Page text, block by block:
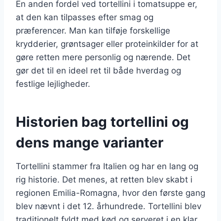
En anden fordel ved tortellini i tomatsuppe er,
at den kan tilpasses efter smag og
præferencer. Man kan tilføje forskellige
krydderier, grøntsager eller proteinkilder for at
gøre retten mere personlig og nærende. Det
gør det til en ideel ret til både hverdag og
festlige lejligheder.
Historien bag tortellini og
dens mange varianter
Tortellini stammer fra Italien og har en lang og
rig historie. Det menes, at retten blev skabt i
regionen Emilia-Romagna, hvor den første gang
blev nævnt i det 12. århundrede. Tortellini blev